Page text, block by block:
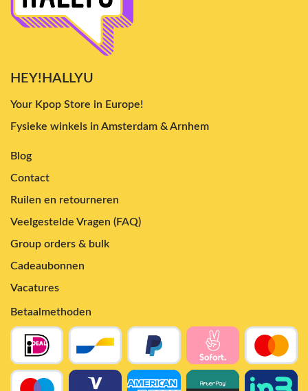
HEY!HALLYU
Your Kpop Store in Europe!
Fysieke winkels in Amsterdam & Arnhem
Blog
Contact
Ruilen en retourneren
Veelgestelde Vragen (FAQ)
Group orders & bulk
Cadeaubonnen
Vacatures
Betaalmethoden